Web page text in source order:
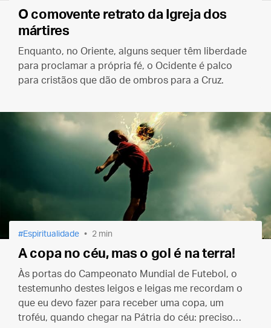
O comovente retrato da Igreja dos
mártires
Enquanto, no Oriente, alguns sequer têm liberdade
para proclamar a própria fé, o Ocidente é palco
para cristãos que dão de ombros para a Cruz.
Espiritualidade 2 min
A copa no céu, mas o gol é na terra!
Às portas do Campeonato Mundial de Futebol, o
testemunho destes leigos e leigas me recordam o
que eu devo fazer para receber uma copa, um
troféu, quando chegar na Pátria do céu: preciso